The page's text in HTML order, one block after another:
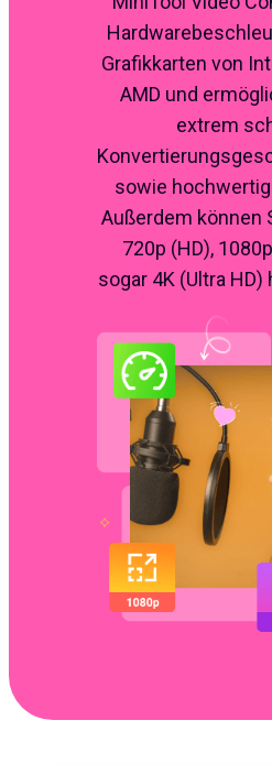
Grafikkarten von
AMD und
extrem
sowie
Außerdem können
720p (HD),
sogar 4K (Ultra